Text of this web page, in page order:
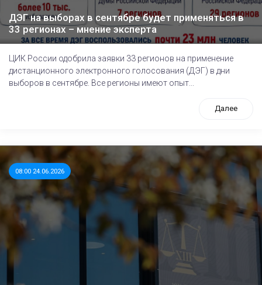
ДЭГ на выборах в сентябре будет применяться в
33 регионах – мнение эксперта
ЦИК России одобрила заявки 33 регионов на применение
дистанционного электронного голосования (ДЭГ) в дни
выборов в сентябре. Все регионы имеют опыт...
Далее
08:00 24.06.2026